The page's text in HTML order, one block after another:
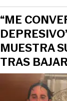
“ME
MUESTRA
TRAS